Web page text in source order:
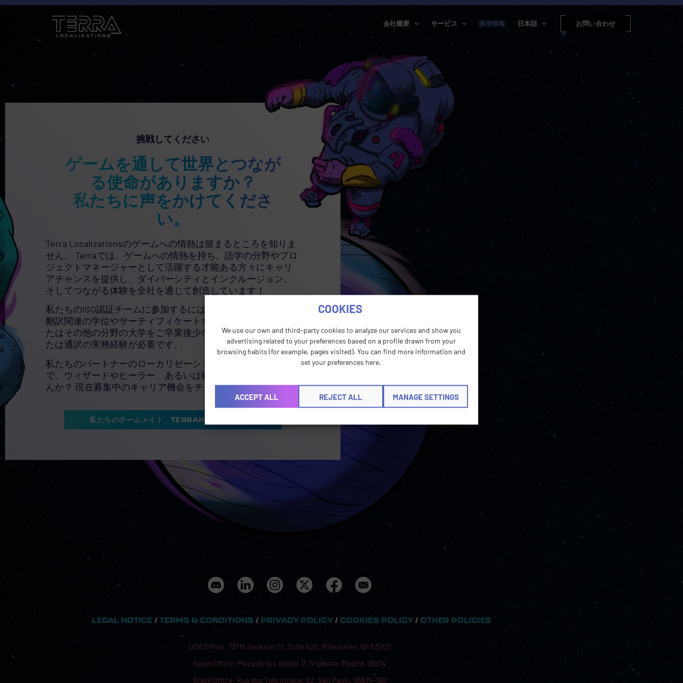
COOKIES
We use our own and third-party cookies to analyze our services and show you
advertising related to your preferences based on a profile drawn from your
browsing habits (for example, pages visited). You can find more information and
set your preferences here.
ACCEPT ALL REJECT ALL MANAGE SETTINGS
会社概要 サービス 採用情報 日本語 お問い合わせ
挑戦してください
ゲームを通して世界とつなが
る使命がありますか？
私たちに声をかけてくださ
い。
Terra Localizationsのゲームへの情熱は留まるところを知りま
せん。 Terraでは、ゲームへの情熱を持ち、語学の分野やプロ
ジェクトマネージャーとして活躍する才能ある方々にキャリ
アチャンスを提供し、ダイバーシティとインクルージョン、
そしてつながる体験を全社を通じて創造しています！
私たちのISO認証チームに参加するには、広く認められている
翻訳関連の学位やサーティフィケートをお持ちであるか、ま
たはその他の分野の大学をご卒業後少なくとも3年間の翻訳ま
たは通訳の実務経験が必要です。
私たちのパートナーのローカリゼーションというクエスト
で、ウィザードやヒーラー、あるいは戦士の役割を担いませ
んか？ 現在募集中のキャリア機会をチェックしてください！
私たちのチームメイト、TERRANになりませんか
LEGAL NOTICE / TERMS & CONDITIONS / PRIVACY POLICY / COOKIES POLICY / OTHER POLICIES
USA Office: 731 N Jackson St, Suite 620, Milwaukee, WI 53202
Spain Office: Plaza de la Lealtad, 2, 5ª planta, Madrid, 28014
Brazil Office: Rua dos Três Irmãos, 62, São Paulo, 05615-190